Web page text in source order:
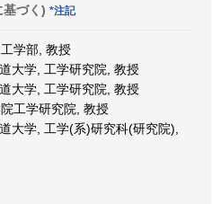
基づく) *注記
学部, 教授
大学, 工学研究院, 教授
大学, 工学研究院, 教授
工学研究院, 教授
大学, 工学(系)研究科(研究院),